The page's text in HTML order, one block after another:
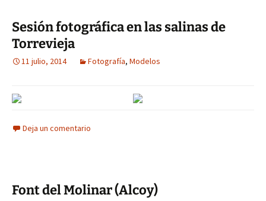
Sesión fotográfica en las salinas de
Torrevieja
11 julio, 2014 Fotografía, Modelos
Deja un comentario
Font del Molinar (Alcoy)